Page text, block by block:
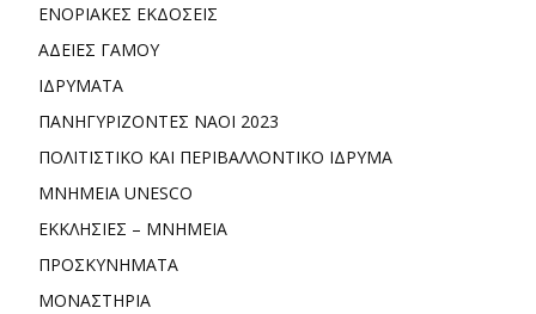
ΕΝΟΡΙΑΚΕΣ ΕΚΔΟΣΕΙΣ
ΑΔΕΙΕΣ ΓΑΜΟΥ
ΙΔΡΥΜΑΤΑ
ΠΑΝΗΓΥΡΙΖΟΝΤΕΣ ΝΑΟΙ 2023
ΠΟΛΙΤΙΣΤΙΚΟ ΚΑΙ ΠΕΡΙΒΑΛΛΟΝΤΙΚΟ ΙΔΡΥΜΑ
ΜΝΗΜΕΙΑ UNESCO
ΕΚΚΛΗΣΙΕΣ – ΜΝΗΜΕΙΑ
ΠΡΟΣΚΥΝΗΜΑΤΑ
ΜΟΝΑΣΤΗΡΙΑ